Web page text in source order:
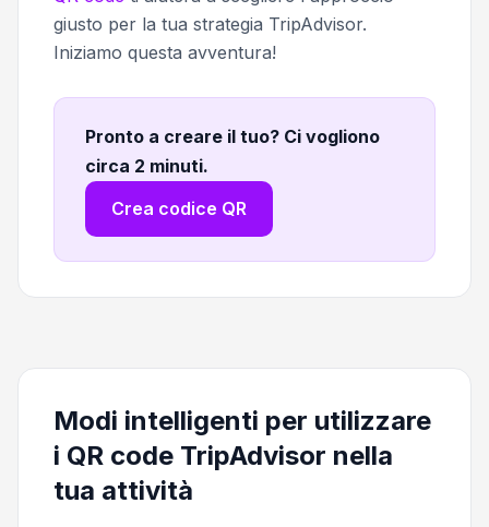
giusto per la tua strategia TripAdvisor.
Iniziamo questa avventura!
Pronto a creare il tuo? Ci vogliono
circa 2 minuti.
Crea codice QR
Modi intelligenti per utilizzare
i QR code TripAdvisor nella
tua attività